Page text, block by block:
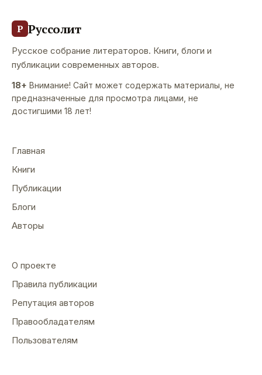
Р Руссолит
Русское собрание литераторов. Книги, блоги и
публикации современных авторов.
18+ Внимание! Сайт может содержать материалы, не
предназначенные для просмотра лицами, не
достигшими 18 лет!
Главная
Книги
Публикации
Блоги
Авторы
О проекте
Правила публикации
Репутация авторов
Правообладателям
Пользователям